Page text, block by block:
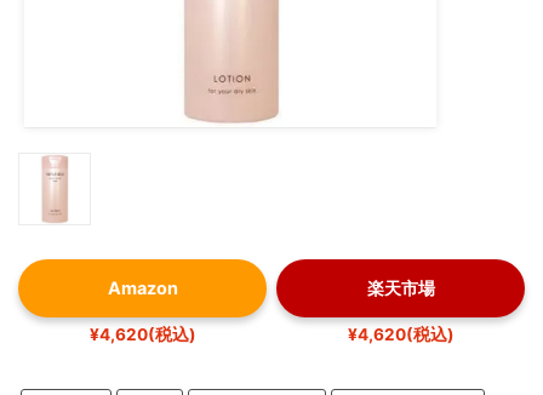
Amazon
¥4,620(税込)
楽天市場
¥4,620(税込)